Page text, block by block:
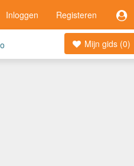
Inloggen Registeren
Mijn gids (0)